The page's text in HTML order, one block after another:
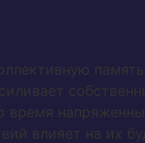
время
влияет на их